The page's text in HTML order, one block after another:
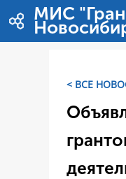
Перейти к содержимому
МИС
< ВСЕ